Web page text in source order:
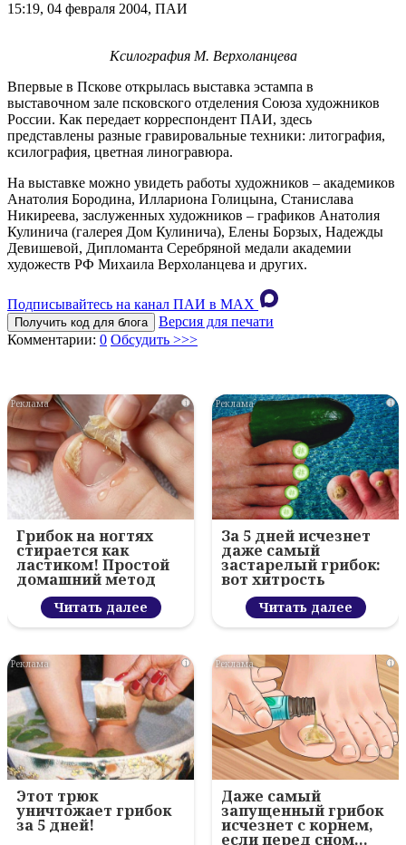
15:19, 04 февраля 2004, ПАИ
Ксилография М. Верхоланцева
Впервые в Пскове открылась выставка эстампа в
выставочном зале псковского отделения Союза художников
России. Как передает корреспондент ПАИ, здесь
представлены разные гравировальные техники: литография,
ксилография, цветная линогравюра.
На выставке можно увидеть работы художников – академиков
Анатолия Бородина, Иллариона Голицына, Станислава
Никиреева, заслуженных художников – графиков Анатолия
Кулинича (галерея Дом Кулинича), Елены Борзых, Надежды
Девишевой, Дипломанта Серебряной медали академии
художеств РФ Михаила Верхоланцева и других.
Подписывайтесь на канал ПАИ в MAХ
Получить код для блога
Версия для печати
Комментарии: 0 Обсудить >>>
i
Грибок на ногтях
стирается как
ластиком! Простой
домашний метод
Читать далее
i
За 5 дней исчезнет
даже самый
застарелый грибок:
вот хитрость
Читать далее
i
Этот трюк
уничтожает грибок
за 5 дней!
i
Даже самый
запущенный грибок
исчезнет с корнем,
если перед сном…